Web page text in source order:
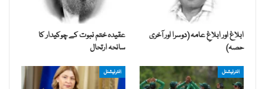
ابلاغ اور ابلاغِ عامہ (دوسرا اور آخری
حصہ)
عقیدہ ختم نبوت کے چوکیدار کا
سانحہ ارتحال
انٹرنیشنل انٹرنیشنل